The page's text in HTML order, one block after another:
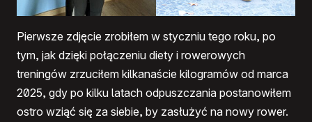
Pierwsze zdjęcie zrobiłem w styczniu tego roku, po
tym, jak dzięki połączeniu diety i rowerowych
treningów zrzuciłem kilkanaście kilogramów od marca
2025, gdy po kilku latach odpuszczania postanowiłem
ostro wziąć się za siebie, by zasłużyć na nowy rower.